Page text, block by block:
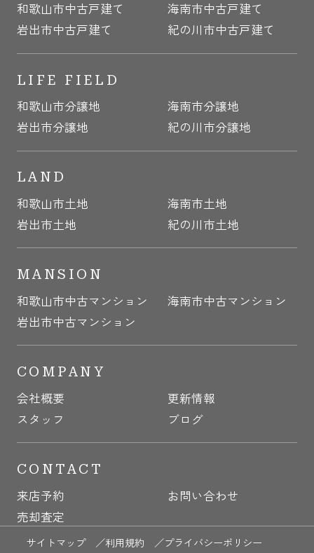
和歌山市中古戸建て
海南市中古戸建て
岩出市中古戸建て
紀の川市中古戸建て
LIFE FIELD
和歌山市分譲地
海南市分譲地
岩出市分譲地
紀の川市分譲地
LAND
和歌山市土地
海南市土地
岩出市土地
紀の川市土地
MANSION
和歌山市中古マンション
海南市中古マンション
岩出市中古マンション
COMPANY
会社概要
更新情報
スタッフ
ブログ
CONTACT
来店予約
お問い合わせ
売却査定
サイトマップ ／利用規約 ／プライバシーポリシー